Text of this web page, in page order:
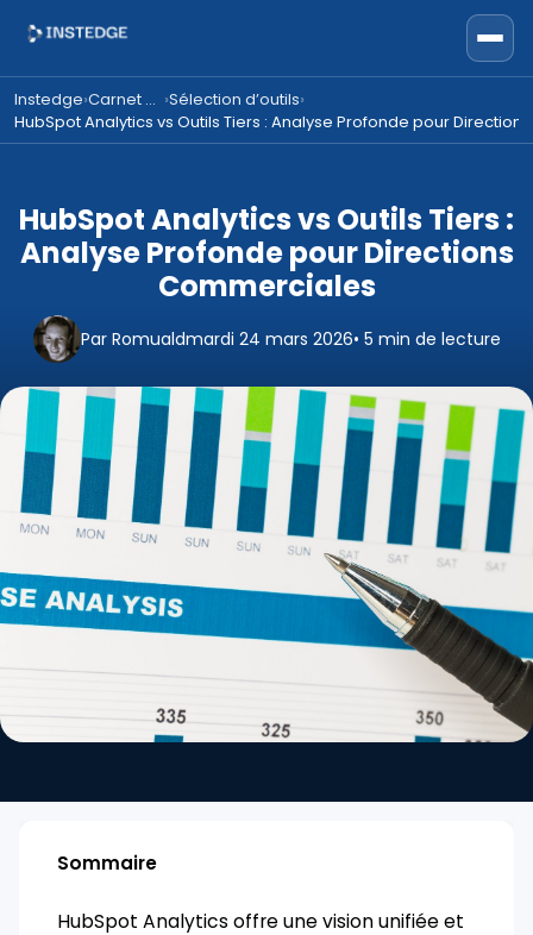
Instedge› Carnet d'expertise ›Sélection d’outils›
HubSpot Analytics vs Outils Tiers : Analyse Profonde pour
HubSpot Analytics vs Outils Tiers :
Analyse Profonde pour Directions
Commerciales
Par Romualdmardi 24 mars 2026• 5 min de lecture
Sommaire
HubSpot Analytics offre une vision unifiée et